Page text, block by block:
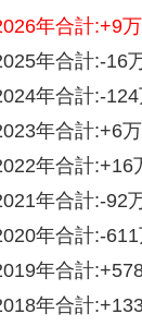
年合計:+9
年合計:-16
年合計:-124
年合計:+6
年合計:+16
年合計:-92
年合計:-
年合計
年合計